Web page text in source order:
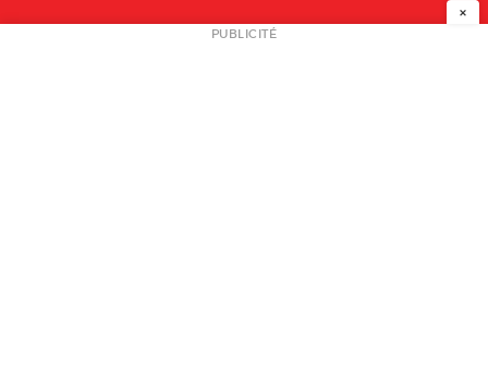
NEWSLETTER
×
PUBLICITÉ